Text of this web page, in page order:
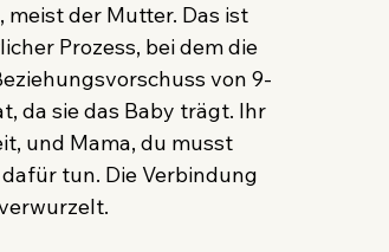
meist der Mutter. Das ist
Prozess, bei dem die
von 9-
da sie das Baby trägt. Ihr
und Mama, du musst
tun. Die Verbindung